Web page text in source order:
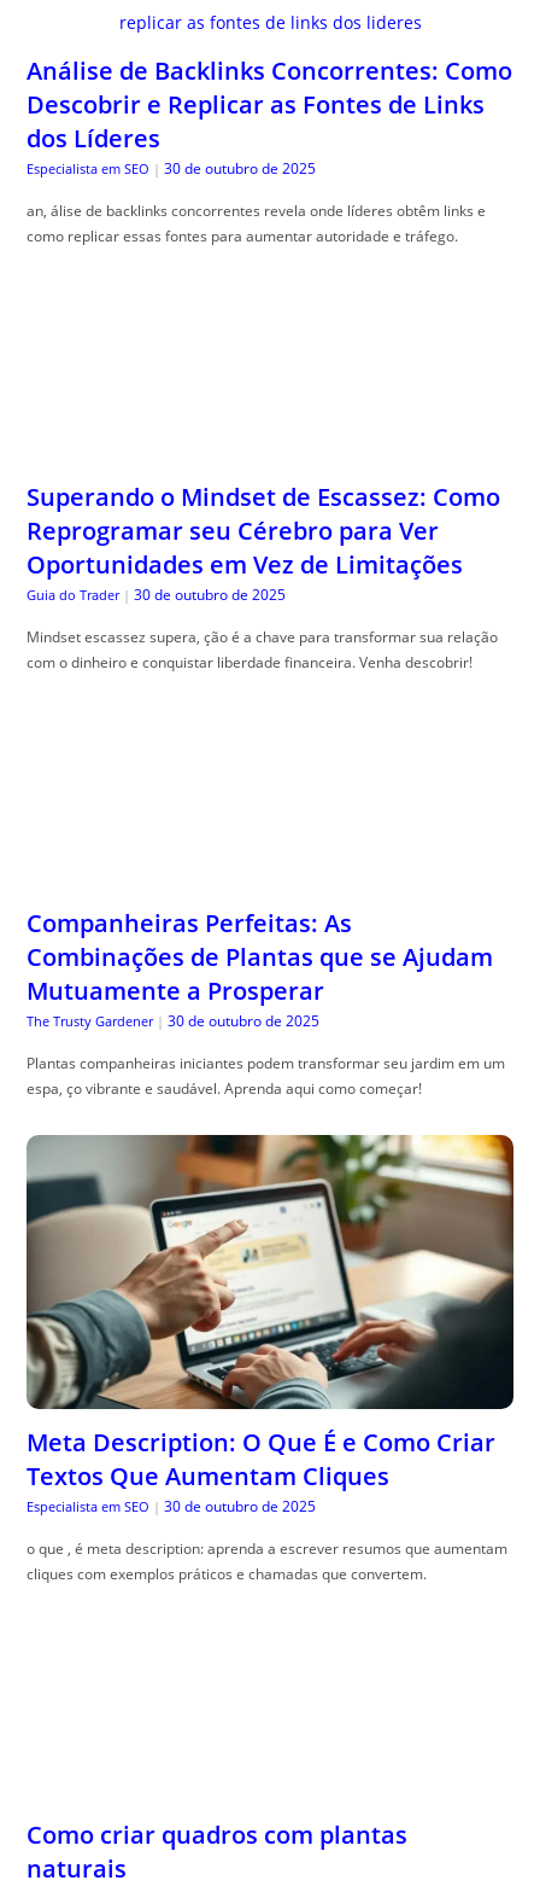
Análise de Backlinks Concorrentes: Como
Descobrir e Replicar as Fontes de Links
dos Líderes
Especialista em SEO | 30 de outubro de 2025
an, álise de backlinks concorrentes revela onde líderes obtêm links e
como replicar essas fontes para aumentar autoridade e tráfego.
Superando o Mindset de Escassez: Como
Reprogramar seu Cérebro para Ver
Oportunidades em Vez de Limitações
Guia do Trader | 30 de outubro de 2025
Mindset escassez supera, ção é a chave para transformar sua relação
com o dinheiro e conquistar liberdade financeira. Venha descobrir!
Companheiras Perfeitas: As
Combinações de Plantas que se Ajudam
Mutuamente a Prosperar
The Trusty Gardener | 30 de outubro de 2025
Plantas companheiras iniciantes podem transformar seu jardim em um
espa, ço vibrante e saudável. Aprenda aqui como começar!
Meta Description: O Que É e Como Criar
Textos Que Aumentam Cliques
Especialista em SEO | 30 de outubro de 2025
o que , é meta description: aprenda a escrever resumos que aumentam
cliques com exemplos práticos e chamadas que convertem.
Como criar quadros com plantas
naturais